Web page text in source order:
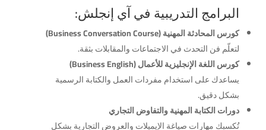
البرامج التدريبية في آي إنجلش:
كورس المحادثة المهنية (Business Conversation Course)
لتعلّم فن التحدث في الاجتماعات والمقابلات بثقة.
كورس اللغة الإنجليزية للأعمال (Business English)
يساعدك على استخدام مفردات العمل والكتابة الرسمية
بشكل دقيق.
دورات الكتابة المهنية والتفاوض التجاري
تُكسبك مهارات صياغة الإيميلات والعروض التجارية بشكل